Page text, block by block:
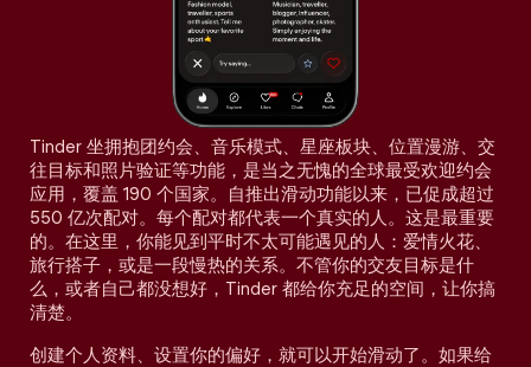
Tinder 坐拥抱团约会、音乐模式、星座板块、位置漫游、交
往目标和照片验证等功能，是当之无愧的全球最受欢迎约会
应用，覆盖 190 个国家。自推出滑动功能以来，已促成超过
550 亿次配对。每个配对都代表一个真实的人。这是最重要
的。在这里，你能见到平时不太可能遇见的人：爱情火花、
旅行搭子，或是一段慢热的关系。不管你的交友目标是什
么，或者自己都没想好，Tinder 都给你充足的空间，让你搞
清楚。
创建个人资料、设置你的偏好，就可以开始滑动了。如果给